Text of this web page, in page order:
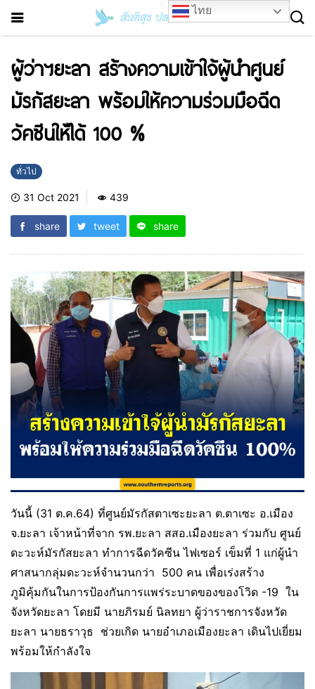
ผู้ว่าฯยะลา สร้างความเข้าใจ้ผู้นำศูนย์
มัรกัสยะลา พร้อมให้ความร่วมมือฉีด
วัคซีนให้ได้ 100 %
ทั่วไป
31 Oct 2021 439
share tweet share
วันนี้ (31 ต.ค.64) ที่ศูนย์มัรกัสตาเซะยะลา ต.ตาเซะ อ.เมือง
จ.ยะลา เจ้าหน้าที่จาก รพ.ยะลา สสอ.เมืองยะลา ร่วมกับ ศูนย์
ดะวะห์มัรกัสยะลา ทำการฉีดวัคซีน ไฟเซอร์ เข็มที่ 1 แก่ผู้นำ
ศาสนากลุ่มดะวะห์จำนวนกว่า 500 คน เพื่อเร่งสร้าง
ภูมิคุ้มกันในการป้องกันการแพร่ระบาดของของโวิด -19 ใน
จังหวัดยะลา โดยมี นายภิรมย์ นิลทยา ผู้ว่าราชการจังหวัด
ยะลา นายธราวุธ ช่วยเกิด นายอำเภอเมืองยะลา เดินไปเยี่ยม
พร้อมให้กำลังใจ
ไทย